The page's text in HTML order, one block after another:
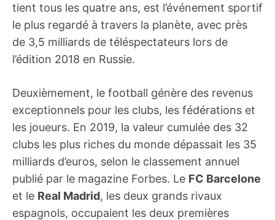
tient tous les quatre ans, est l’événement sportif
le plus regardé à travers la planète, avec près
de 3,5 milliards de téléspectateurs lors de
l’édition 2018 en Russie.
Deuxièmement, le football génère des revenus
exceptionnels pour les clubs, les fédérations et
les joueurs. En 2019, la valeur cumulée des 32
clubs les plus riches du monde dépassait les 35
milliards d’euros, selon le classement annuel
publié par le magazine Forbes. Le FC Barcelone
et le Real Madrid, les deux grands rivaux
espagnols, occupaient les deux premières